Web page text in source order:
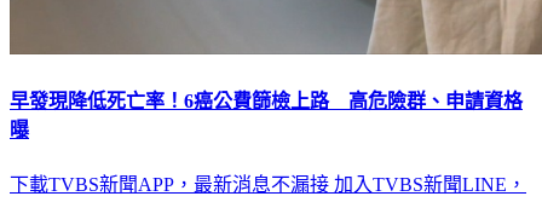
早發現降低死亡率！6癌公費篩檢上路 高危險群、申請資格
曝
下載TVBS新聞APP，最新消息不漏接 加入TVBS新聞LINE，